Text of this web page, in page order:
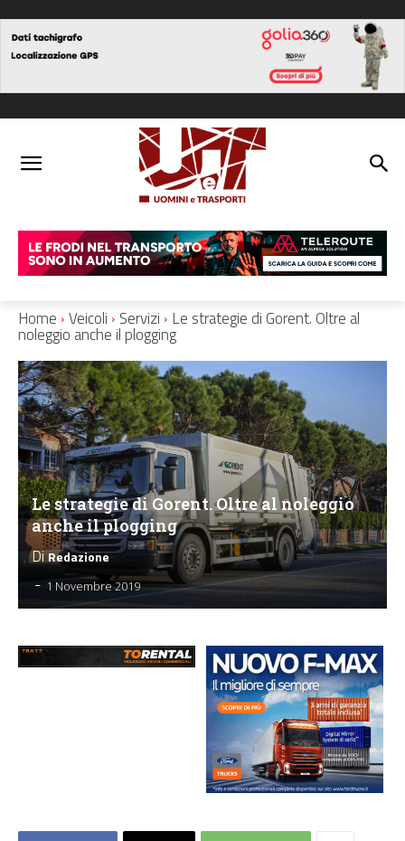
Home Veicoli Servizi Le strategie di Gorent. Oltre al
noleggio anche il plogging
Le strategie di Gorent. Oltre al noleggio
anche il plogging
DiRedazione
- 1 Novembre 2019